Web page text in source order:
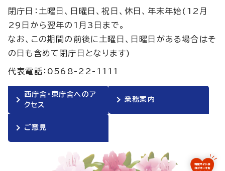
閉庁日：土曜日、日曜日、祝日、休日、年末年始(12月
29日から翌年の1月3日まで。
なお、この期間の前後に土曜日、日曜日がある場合はそ
の日も含めて閉庁日となります)
代表電話：0568-22-1111
西庁舎・東庁舎へのア
クセス
業務案内
ご意見